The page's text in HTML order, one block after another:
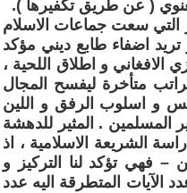
( عن طريق تكفيرها ).
التي سعت جماعات الاسلام
اضفاء طابع ديني مؤكد
الافغاني و اطلاق اللحية ،
متأخرة ليفسح المجال
و اسلوب الرفق و اللين
المسلمين . المثير للدهشة
الشريعة الاسلامية ، اذ
– فهي تؤكد لنا التركيز و
الآيات المتطرقة اليه عدد